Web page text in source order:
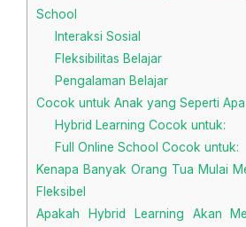
School
Interaksi Sosial
Fleksibilitas Belajar
Pengalaman Belajar
Cocok untuk Anak yang Seperti Apa
Hybrid Learning Cocok untuk:
Full Online School Cocok untuk:
Kenapa Banyak Orang Tua Mulai
Fleksibel
Apakah Hybrid Learning Akan